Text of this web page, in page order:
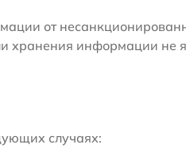
от
хранения информации
случаях: